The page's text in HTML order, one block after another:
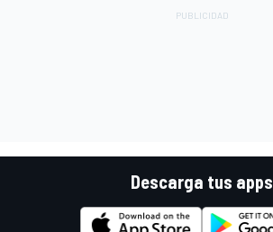
Descarga tus apps